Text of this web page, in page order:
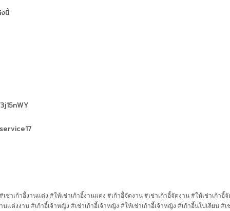
นี้
ช่าเก้าอี้งานแต่ง #ให้เช่าเก้าอี้งานแต่ง #เก้าอี้จัดงาน #เช่าเก้าอี้จัดงาน #ให้เช่าเก้าอี้จั
แต่งงาน #เก้าอี้เจ้าหญิง #เช่าเก้าอี้เจ้าหญิง #ให้เช่าเก้าอี้เจ้าหญิง #เก้าอี้นโปเลียน #เ